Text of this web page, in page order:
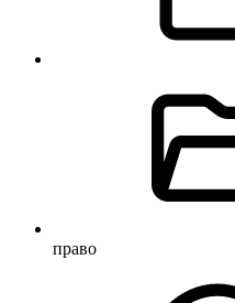
право